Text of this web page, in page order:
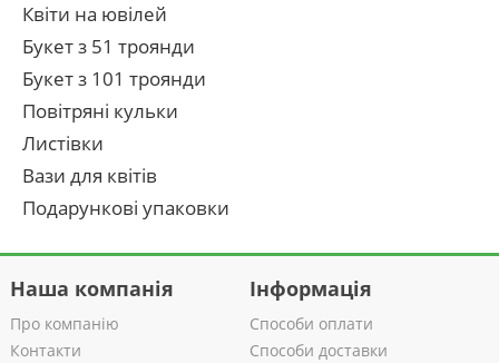
Квіти на ювілей
Букет з 51 троянди
Букет з 101 троянди
Повітряні кульки
Листівки
Вази для квітів
Подарункові упаковки
Наша компанія
Про компанію
Контакти
Інформація
Способи оплати
Способи доставки